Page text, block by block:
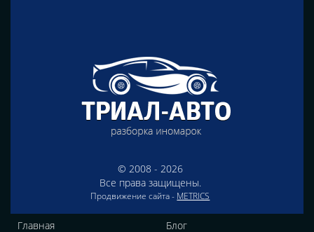
© 2008 - 2026
Все права защищены.
Продвижение сайта - METRICS
Главная Блог